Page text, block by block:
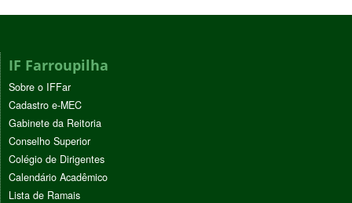
IF Farroupilha
Sobre o IFFar
Cadastro e-MEC
Gabinete da Reitoria
Conselho Superior
Colégio de Dirigentes
Calendário Acadêmico
Lista de Ramais